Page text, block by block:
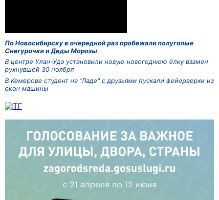
По Новосибирску в очередной раз пробежали полуголые
Снегурочки и Деды Морозы
В центре Улан-Удэ установили новую новогоднюю ёлку взамен
рухнувшей 30 ноября
В Кемерове студент на "Ладе" с друзьями пускали фейерверки из
окон машины